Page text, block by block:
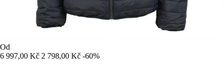
Od
6 997,00 Kč 2 798,00 Kč -60%